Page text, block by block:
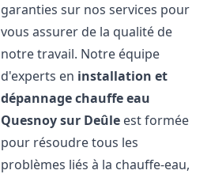
garanties sur nos services pour
vous assurer de la qualité de
notre travail. Notre équipe
d'experts en installation et
dépannage chauffe eau
Quesnoy sur Deûle est formée
pour résoudre tous les
problèmes liés à la chauffe-eau,